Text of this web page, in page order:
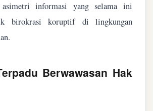
asimetri informasi yang selama ini
birokrasi koruptif di lingkungan
Berwawasan Hak